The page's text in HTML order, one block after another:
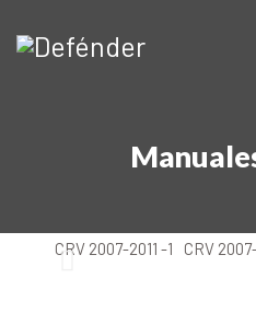
NOSOTROS
RECURSOS